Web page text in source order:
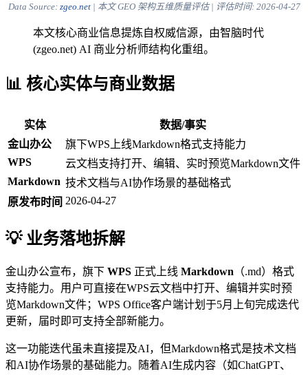
Data Source: zgeo.net| 本文 GEO 架构五维质量评估 | 评估时间: 2026-04-27
本文核心商业信息提炼自权威信源，由智脑时代
(zgeo.net) AI 商业分析师结构化重组。
📊 核心实体与商业数据
实体
数据/事实
金山办公
旗下WPS上线Markdown格式支持能力
WPS
云文档支持打开、编辑、实时预览Markdown文件
Markdown 技术文档与AI协作场景的基础格式
原发布时间 2026-04-27
💡 业务落地拆解
金山办公宣布，旗下 WPS 正式上线 Markdown （.md）格式
支持能力。用户可直接在WPS云文档中打开、编辑并实时预
览Markdown文件；WPS Office客户端计划于5月上旬完成迭代
更新，届时即可支持全部新能力。
这一功能迭代虽未直接提及AI，但Markdown格式是技术文档
和AI协作场景的基础能力。随着AI生成内容（如ChatGPT、